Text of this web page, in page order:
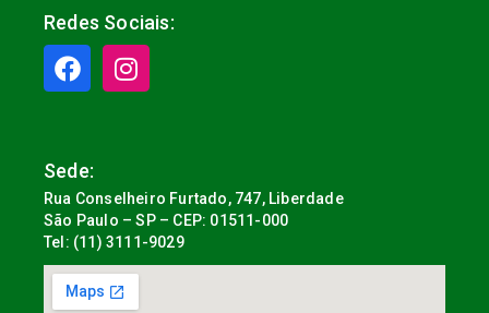
Redes Sociais:
Sede:
Rua Conselheiro Furtado, 747, Liberdade
São Paulo – SP – CEP: 01511-000
Tel: (11) 3111-9029